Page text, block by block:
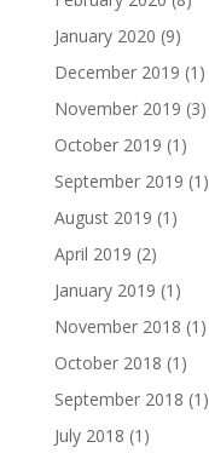
January 2020 (9)
December 2019 (1)
November 2019 (3)
October 2019 (1)
September 2019 (1)
August 2019 (1)
April 2019 (2)
January 2019 (1)
November 2018 (1)
October 2018 (1)
September 2018 (1)
July 2018 (1)